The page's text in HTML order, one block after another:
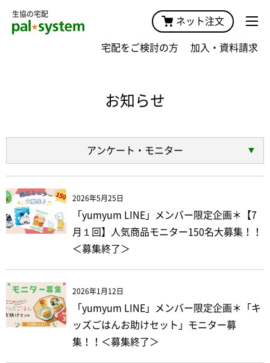
生協の宅配
ネット注文
宅配をご検討の方 加入・資料請求
お知らせ
アンケート・モニター
2026年5月25日
「yumyum LINE」メンバー限定企画＊【7
月１回】人気商品モニター150名大募集！！
＜募集終了＞
2026年1月12日
「yumyum LINE」メンバー限定企画＊「キ
ッズごはんお助けセット」モニター募
集！！＜募集終了＞